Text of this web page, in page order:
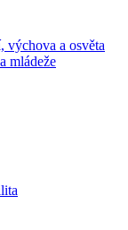
výchova a osvěta
mládeže